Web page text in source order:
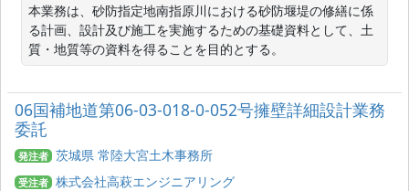
本業務は、砂防指定地南指原川における砂防堰堤の修繕に係
る計画、設計及び施工を実施するための基礎資料として、土
質・地質等の資料を得ることを目的とする。
06国補地道第06-03-018-0-052号擁壁詳細設計業務
委託
発注者 茨城県 常陸大宮土木事務所
受注者 株式会社高萩エンジニアリング